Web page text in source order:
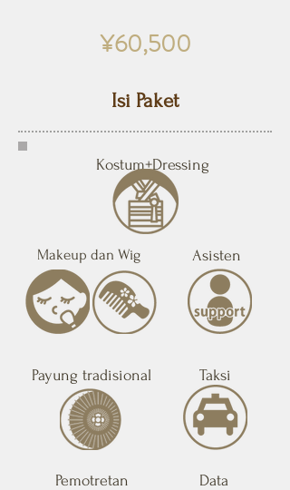
¥60,500
Isi Paket
Kostum+Dressing
Makeup dan Wig
Payung tradisional
Pemotretan
Asisten
Taksi
Data